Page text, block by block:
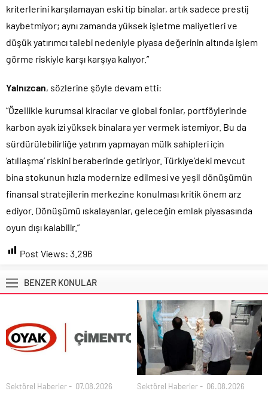
kriterlerini karşılamayan eski tip binalar, artık sadece prestij
kaybetmiyor; aynı zamanda yüksek işletme maliyetleri ve
düşük yatırımcı talebi nedeniyle piyasa değerinin altında işlem
görme riskiyle karşı karşıya kalıyor.”
Yalnızcan, sözlerine şöyle devam etti:
“Özellikle kurumsal kiracılar ve global fonlar, portföylerinde
karbon ayak izi yüksek binalara yer vermek istemiyor. Bu da
sürdürülebilirliğe yatırım yapmayan mülk sahipleri için
‘atıllaşma’ riskini beraberinde getiriyor. Türkiye’deki mevcut
bina stokunun hızla modernize edilmesi ve yeşil dönüşümün
finansal stratejilerin merkezine konulması kritik önem arz
ediyor. Dönüşümü ıskalayanlar, geleceğin emlak piyasasında
oyun dışı kalabilir.”
Post Views: 3.296
BENZER KONULAR
Sektörel Haberler 07.08.2026 Sektörel Haberler 06.08.2026